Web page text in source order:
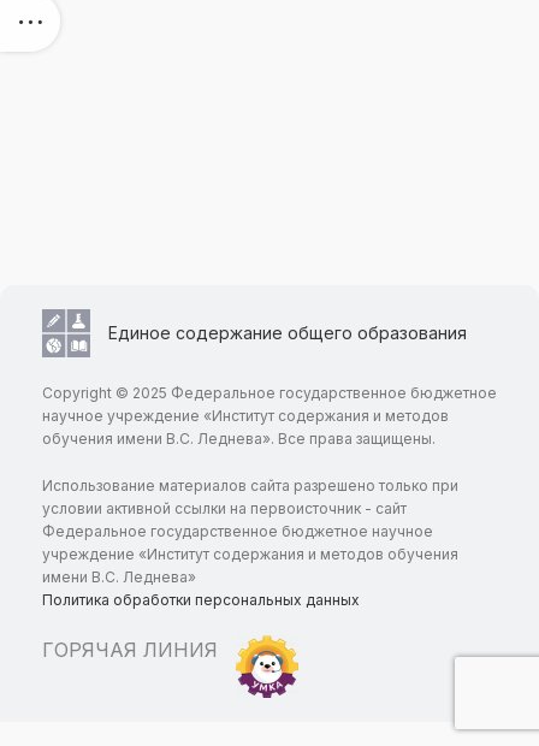
Единое содержание общего образования
Copyright © 2025 Федеральное государственное бюджетное
научное учреждение «Институт содержания и методов
обучения имени В.С. Леднева». Все права защищены.
Использование материалов сайта разрешено только при
условии активной ссылки на первоисточник - сайт
Федеральное государственное бюджетное научное
учреждение «Институт содержания и методов обучения
имени В.С. Леднева»
Политика обработки персональных данных
ГОРЯЧАЯ ЛИНИЯ